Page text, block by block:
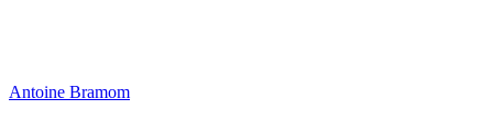
Antoine Bramom